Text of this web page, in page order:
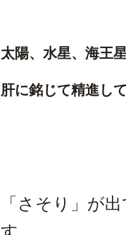
太陽、水星、海王
肝に銘じて精進し
「さそり」が